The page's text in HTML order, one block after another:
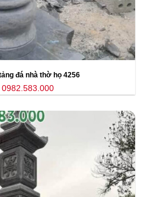
đá nhà thờ họ 4256